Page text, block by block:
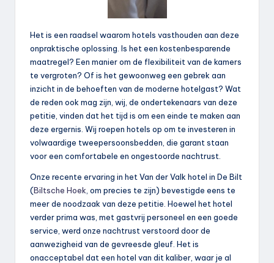
Het is een raadsel waarom hotels vasthouden aan deze
onpraktische oplossing. Is het een kostenbesparende
maatregel? Een manier om de flexibiliteit van de kamers
te vergroten? Of is het gewoonweg een gebrek aan
inzicht in de behoeften van de moderne hotelgast? Wat
de reden ook mag zijn, wij, de ondertekenaars van deze
petitie, vinden dat het tijd is om een einde te maken aan
deze ergernis. Wij roepen hotels op om te investeren in
volwaardige tweepersoonsbedden, die garant staan
voor een comfortabele en ongestoorde nachtrust.
Onze recente ervaring in het Van der Valk hotel in De Bilt
(Biltsche Hoek , om precies te zijn) bevestigde eens te
meer de noodzaak van deze petitie. Hoewel het hotel
verder prima was, met gastvrij personeel en een goede
service, werd onze nachtrust verstoord door de
aanwezigheid van de gevreesde gleuf. Het is
onacceptabel dat een hotel van dit kaliber, waar je al